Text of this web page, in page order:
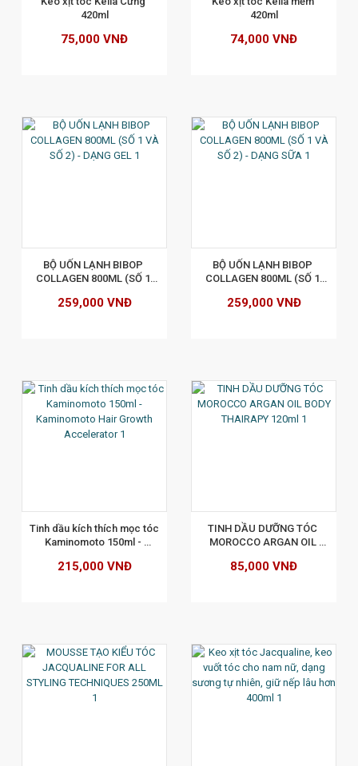
420ml
75,000 VNĐ
420ml
74,000 VNĐ
BỘ UỐN LẠNH BIBOP
COLLAGEN 800ML (SỐ 1
259,000 VNĐ
BỘ UỐN LẠNH BIBOP
COLLAGEN 800ML (SỐ 1
259,000 VNĐ
Tinh dầu kích thích mọc tóc
Kaminomoto 150ml -
Accelerator
215,000 VNĐ
TINH DẦU DƯỠNG TÓC
MOROCCO ARGAN OIL
85,000 VNĐ